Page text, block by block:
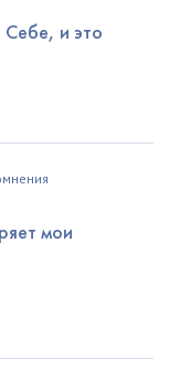
и это
мои